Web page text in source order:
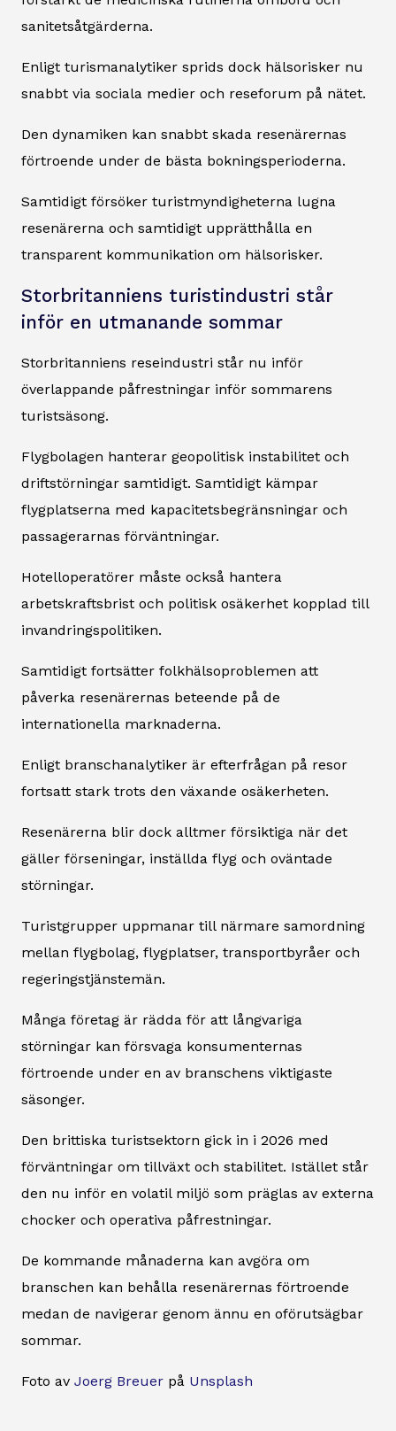
sanitetsåtgärderna.
Enligt turismanalytiker sprids dock hälsorisker nu
snabbt via sociala medier och reseforum på nätet.
Den dynamiken kan snabbt skada resenärernas
förtroende under de bästa bokningsperioderna.
Samtidigt försöker turistmyndigheterna lugna
resenärerna och samtidigt upprätthålla en
transparent kommunikation om hälsorisker.
Storbritanniens turistindustri står
inför en utmanande sommar
Storbritanniens reseindustri står nu inför
överlappande påfrestningar inför sommarens
turistsäsong.
Flygbolagen hanterar geopolitisk instabilitet och
driftstörningar samtidigt. Samtidigt kämpar
flygplatserna med kapacitetsbegränsningar och
passagerarnas förväntningar.
Hotelloperatörer måste också hantera
arbetskraftsbrist och politisk osäkerhet kopplad till
invandringspolitiken.
Samtidigt fortsätter folkhälsoproblemen att
påverka resenärernas beteende på de
internationella marknaderna.
Enligt branschanalytiker är efterfrågan på resor
fortsatt stark trots den växande osäkerheten.
Resenärerna blir dock alltmer försiktiga när det
gäller förseningar, inställda flyg och oväntade
störningar.
Turistgrupper uppmanar till närmare samordning
mellan flygbolag, flygplatser, transportbyråer och
regeringstjänstemän.
Många företag är rädda för att långvariga
störningar kan försvaga konsumenternas
förtroende under en av branschens viktigaste
säsonger.
Den brittiska turistsektorn gick in i 2026 med
förväntningar om tillväxt och stabilitet. Istället står
den nu inför en volatil miljö som präglas av externa
chocker och operativa påfrestningar.
De kommande månaderna kan avgöra om
branschen kan behålla resenärernas förtroende
medan de navigerar genom ännu en oförutsägbar
sommar.
Foto av Joerg Breuer på Unsplash